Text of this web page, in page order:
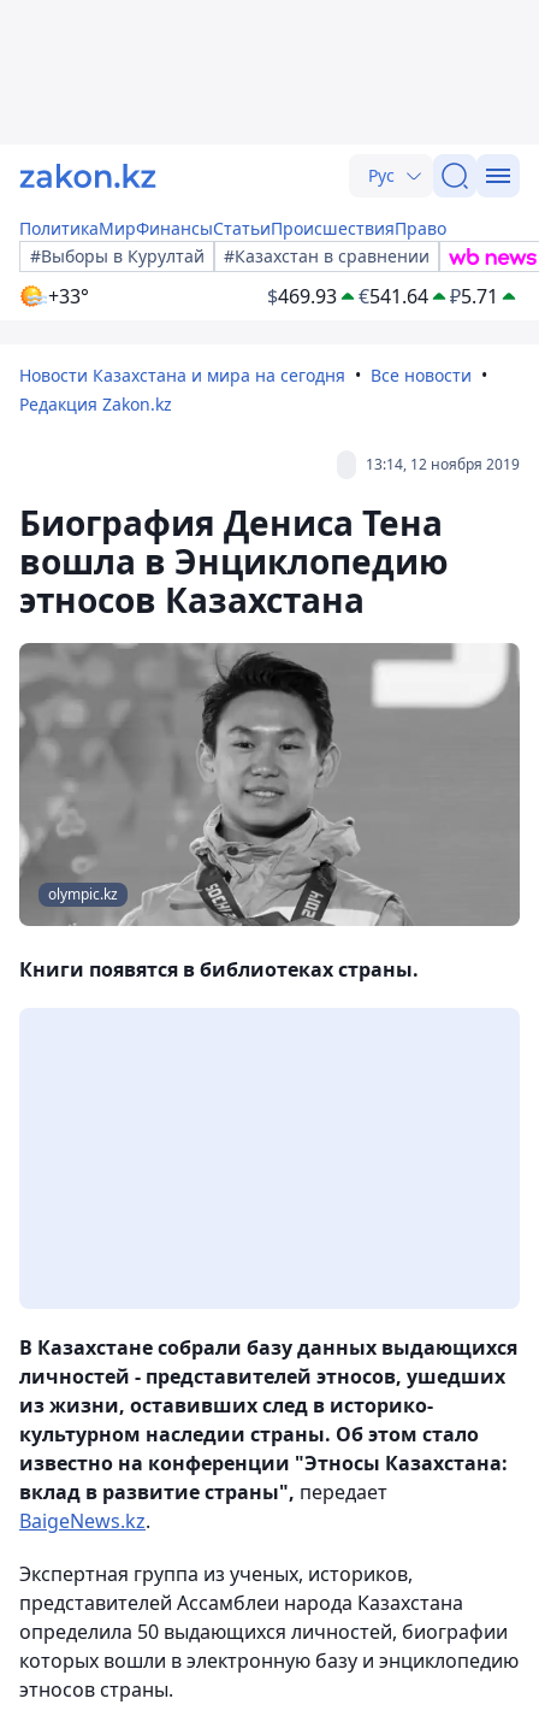
Рус
ПолитикаМирФинансыСтатьиПроисшествияПраво
#Выборы в Курултай
#Казахстан в сравнении
+33° $469.93 €541.64 ₽5.71
Новости Казахстана и мира на сегодня
Все новости
Редакция Zakon.kz
13:14, 12 ноября 2019
Биография Дениса Тена
вошла в Энциклопедию
этносов Казахстана
olympic.kz
Книги появятся в библиотеках страны.
В Казахстане собрали базу данных выдающихся
личностей - представителей этносов, ушедших
из жизни, оставивших след в историко-
культурном наследии страны. Об этом стало
известно на конференции "Этносы Казахстана:
вклад в развитие страны", передает
BaigeNews.kz.
Экспертная группа из ученых, историков,
представителей Ассамблеи народа Казахстана
определила 50 выдающихся личностей, биографии
которых вошли в электронную базу и энциклопедию
этносов страны.